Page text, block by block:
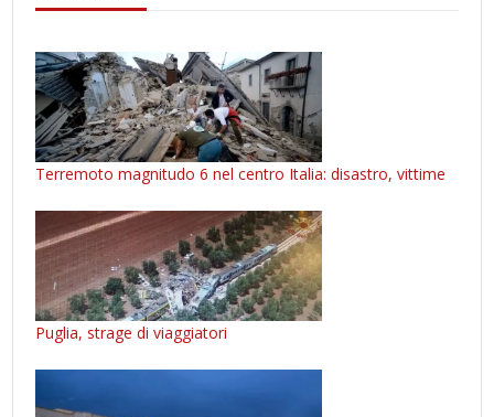
Terremoto magnitudo 6 nel centro Italia: disastro, vittime
Puglia, strage di viaggiatori